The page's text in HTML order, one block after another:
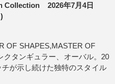
Collection 2026年7月4日
OF SHAPES,MASTER OF
クタンギュラー、オーバル。20
が示し続けた独特のスタイル